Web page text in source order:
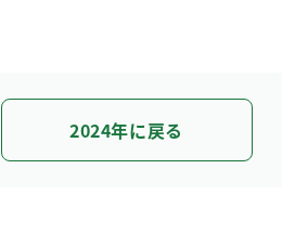
2024年に戻る